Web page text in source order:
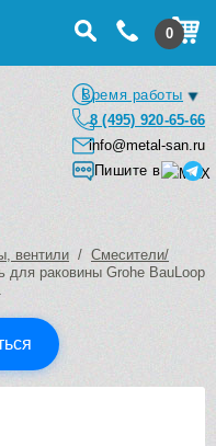
0
Время работы
8 (495) 920-65-66
info@metal-san.ru
Пишите в
вентили / Смесители/
раковины Grohe BauLoop